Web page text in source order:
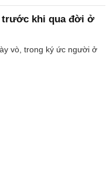
trước khi qua đời ở
vò, trong ký ức người ở